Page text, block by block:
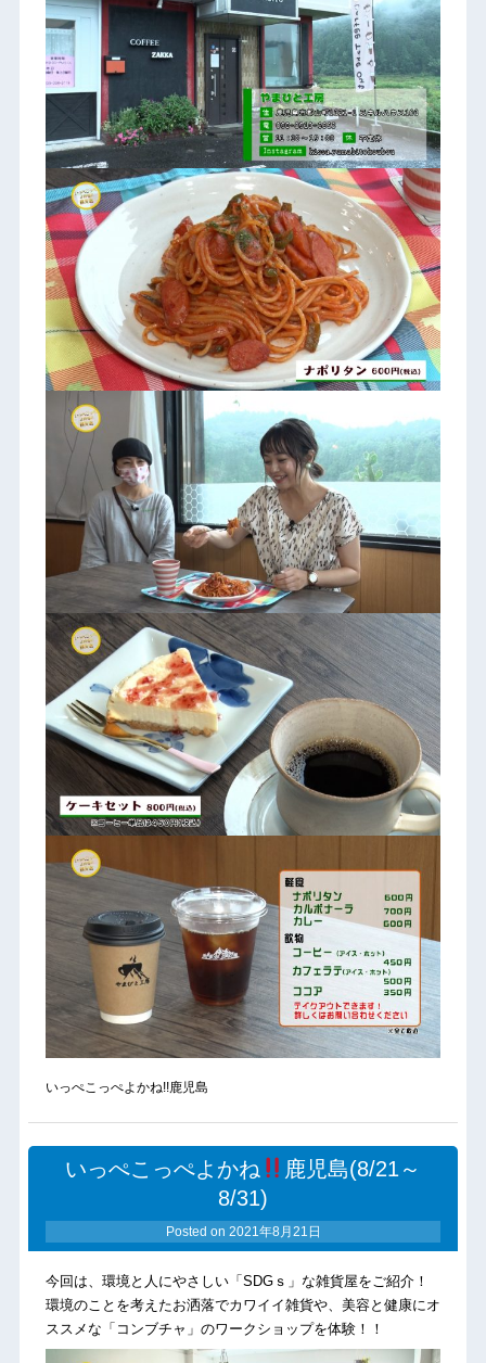
いっぺこっぺよかね!!鹿児島
いっぺこっぺよかね
鹿児島(8/21～
8/31)
Posted on 2021年8月21日
今回は、環境と人にやさしい「SDGｓ」な雑貨屋をご紹介！
環境のことを考えたお洒落でカワイイ雑貨や、美容と健康にオ
ススメな「コンブチャ」のワークショップを体験！！